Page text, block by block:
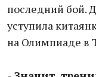
последний бой.
уступила
на Олимпиаде в